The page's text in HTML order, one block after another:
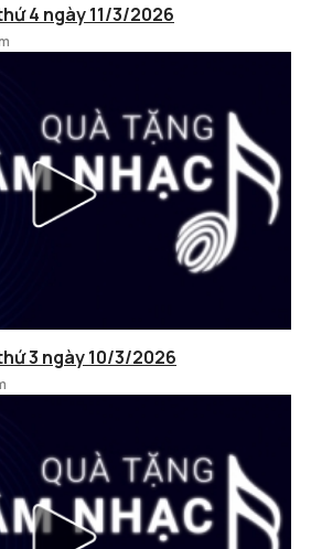
4 ngày 11/3/2026
3 ngày 10/3/2026